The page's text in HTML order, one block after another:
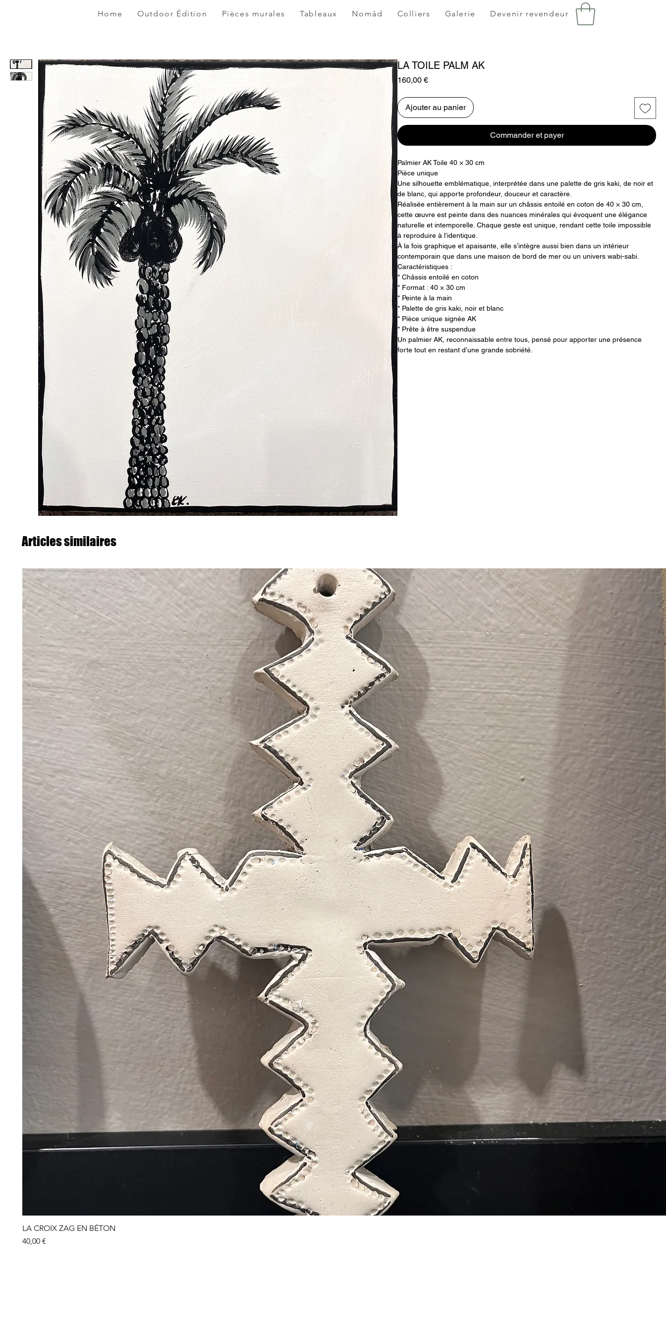
Home Outdoor Édition Pièces murales Tableaux Nomâd Colliers Galerie Devenir revendeur
LA TOILE PALM AK
160,00 €Prix
Ajouter au panier
Commander et payer
Palmier AK Toile 40 × 30 cm
Pièce unique
Une silhouette emblématique, interprétée dans une palette de gris kaki, de noir et
de blanc, qui apporte profondeur, douceur et caractère.
Réalisée entièrement à la main sur un châssis entoilé en coton de 40 × 30 cm,
cette œuvre est peinte dans des nuances minérales qui évoquent une élégance
naturelle et intemporelle. Chaque geste est unique, rendant cette toile impossible
à reproduire à l’identique.
À la fois graphique et apaisante, elle s’intègre aussi bien dans un intérieur
contemporain que dans une maison de bord de mer ou un univers wabi-sabi.
Caractéristiques :
* Châssis entoilé en coton
* Format : 40 × 30 cm
* Peinte à la main
* Palette de gris kaki, noir et blanc
* Pièce unique signée AK
* Prête à être suspendue
Un palmier AK, reconnaissable entre tous, pensé pour apporter une présence
forte tout en restant d’une grande sobriété.
Articles similaires
LA CROIX ZAG EN BÉTON
Prix
40,00 €